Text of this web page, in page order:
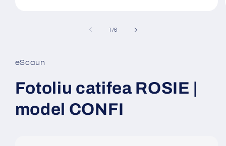
fereastră
modală
1 /din
6
eScaun
Fotoliu catifea ROSIE |
model CONFI